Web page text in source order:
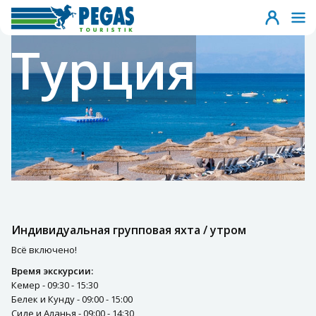
Турция
Индивидуальная групповая яхта / утром
Всё включено!
Время экскурсии:
Кемер - 09:30 - 15:30
Белек и Кунду - 09:00 - 15:00
Сиде и Аланья - 09:00 - 14:30